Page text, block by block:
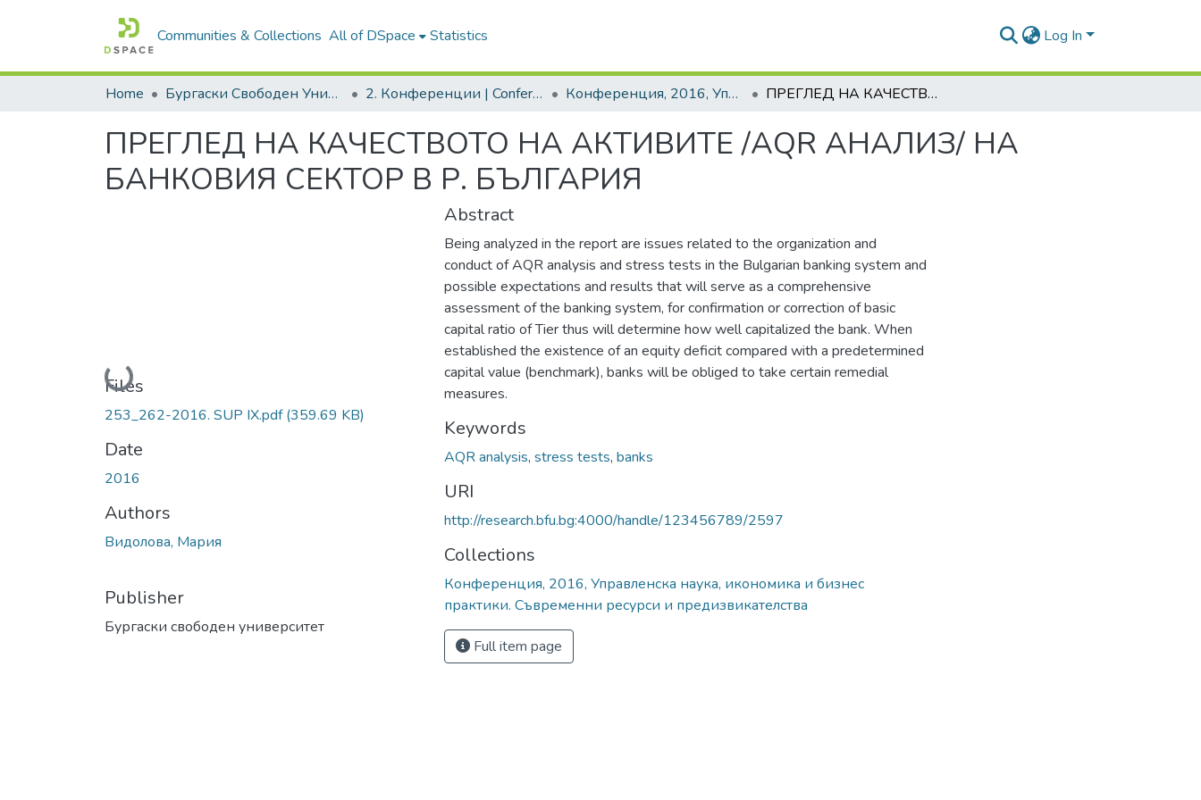
Communities & Collections All of DSpace Statistics Log In
Home Бургаски Свободен Университет | Burgas Free University 2. Конференции | Conferences Конференция, 2016, Управленска наука, икономика и бизнес практики. Съвременни ресурси и предизвикателства ПРЕГЛЕД НА КАЧЕСТВОТО НА АКТИВИТЕ /AQR АНАЛИЗ/ НА БАНКОВИЯ СЕКТОР В Р. БЪЛГАРИЯ
ПРЕГЛЕД НА КАЧЕСТВОТО НА АКТИВИТЕ /AQR АНАЛИЗ/ НА
БАНКОВИЯ СЕКТОР В Р. БЪЛГАРИЯ
Loading...
Files
253_262-2016. SUP IX.pdf(359.69 KB)
Date
2016
Authors
Видолова, Мария
Publisher
Бургаски свободен университет
Abstract
Being analyzed in the report are issues related to the organization and
conduct of AQR analysis and stress tests in the Bulgarian banking system and
possible expectations and results that will serve as a comprehensive
assessment of the banking system, for confirmation or correction of basic
capital ratio of Tier thus will determine how well capitalized the bank. When
established the existence of an equity deficit compared with a predetermined
capital value (benchmark), banks will be obliged to take certain remedial
measures.
Keywords
AQR analysis, stress tests, banks
URI
http://research.bfu.bg:4000/handle/123456789/2597
Collections
Конференция, 2016, Управленска наука, икономика и бизнес
практики. Съвременни ресурси и предизвикателства
Full item page